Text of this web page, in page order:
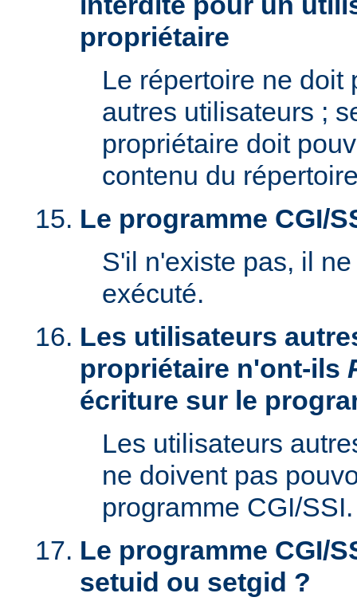
propriétaire
Le répertoire ne doit
autres utilisateurs ;
propriétaire doit
contenu du
Le programme CGI/
S'il n'existe pas, il
exécuté.
Les utilisateurs
propriétaire n'ont-ils
écriture sur le
Les utilisateurs
ne doivent pas
programme CGI/SSI.
Le programme CGI/
setuid ou setgid ?